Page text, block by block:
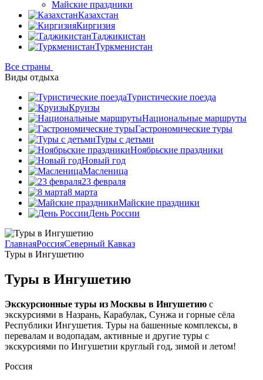
Майские праздники
Казахстан
Киргизия
Таджикистан
Туркменистан
Все страны
Виды отдыха
Туристические поезда
Круизы
Национальные маршруты
Гастрономические туры
Туры с детьми
Ноябрьские праздники
Новый год
Масленица
23 февраля
8 марта
Майские праздники
День России
ГлавнаяРоссияСеверный Кавказ
Туры в Ингушетию
Туры в Ингушетию
Экскурсионные туры из Москвы в Ингушетию с
экскурсиями в Назрань, Карабулак, Сунжа и горные сёла
Республики Ингушетия. Туры на башенные комплексы, в
перевалам и водопадам, активные и другие туры с
экскурсиями по Ингушетии круглый год, зимой и летом!
Россия